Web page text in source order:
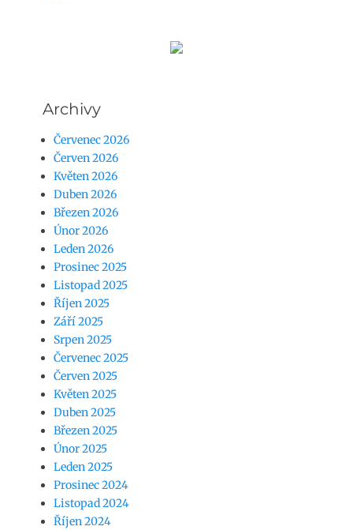
Archivy
Červenec 2026
Červen 2026
Květen 2026
Duben 2026
Březen 2026
Únor 2026
Leden 2026
Prosinec 2025
Listopad 2025
Říjen 2025
Září 2025
Srpen 2025
Červenec 2025
Červen 2025
Květen 2025
Duben 2025
Březen 2025
Únor 2025
Leden 2025
Prosinec 2024
Listopad 2024
Říjen 2024